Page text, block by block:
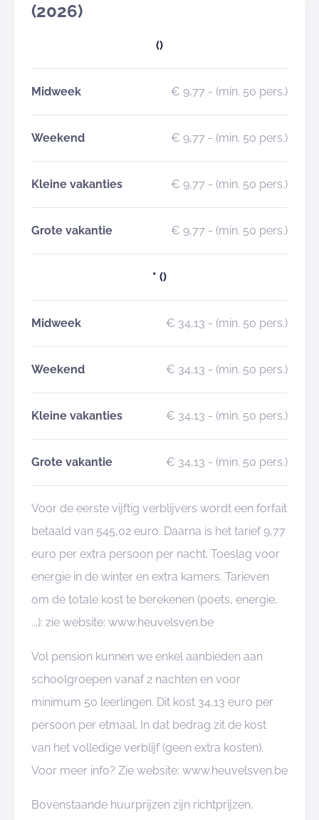
(2026)
()
Midweek € 9,77 - (min. 50 pers.)
Weekend € 9,77 - (min. 50 pers.)
Kleine vakanties € 9,77 - (min. 50 pers.)
Grote vakantie € 9,77 - (min. 50 pers.)
* ()
Midweek € 34,13 - (min. 50 pers.)
Weekend € 34,13 - (min. 50 pers.)
Kleine vakanties € 34,13 - (min. 50 pers.)
Grote vakantie € 34,13 - (min. 50 pers.)
Voor de eerste vijftig verblijvers wordt een forfait
betaald van 545,02 euro. Daarna is het tarief 9,77
euro per extra persoon per nacht. Toeslag voor
energie in de winter en extra kamers. Tarieven
om de totale kost te berekenen (poets, energie,
...): zie website: www.heuvelsven.be
Vol pension kunnen we enkel aanbieden aan
schoolgroepen vanaf 2 nachten en voor
minimum 50 leerlingen. Dit kost 34,13 euro per
persoon per etmaal. In dat bedrag zit de kost
van het volledige verblijf (geen extra kosten).
Voor meer info? Zie website: www.heuvelsven.be
Bovenstaande huurprijzen zijn richtprijzen,